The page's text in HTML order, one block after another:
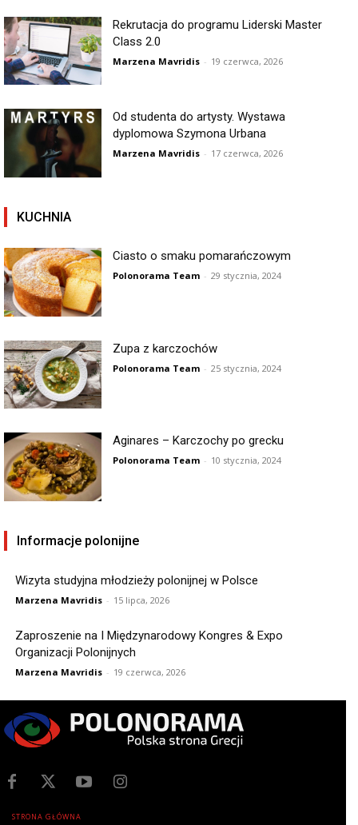
Rekrutacja do programu Liderski Master
Class 2.0
Marzena Mavridis - 19 czerwca, 2026
Od studenta do artysty. Wystawa
dyplomowa Szymona Urbana
Marzena Mavridis - 17 czerwca, 2026
KUCHNIA
Ciasto o smaku pomarańczowym
Polonorama Team - 29 stycznia, 2024
Zupa z karczochów
Polonorama Team - 25 stycznia, 2024
Aginares – Karczochy po grecku
Polonorama Team - 10 stycznia, 2024
Informacje polonijne
Wizyta studyjna młodzieży polonijnej w Polsce
Marzena Mavridis - 15 lipca, 2026
Zaproszenie na I Międzynarodowy Kongres & Expo
Organizacji Polonijnych
Marzena Mavridis - 19 czerwca, 2026
STRONA GŁÓWNA